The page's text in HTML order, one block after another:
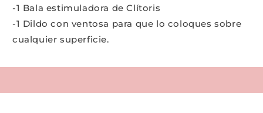
-1 Bala estimuladora de Clítoris
-1 Dildo con ventosa para que lo coloques sobre
cualquier superficie.